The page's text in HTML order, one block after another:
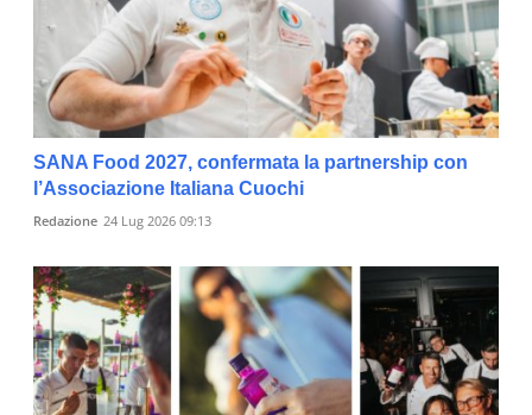
SANA Food 2027, confermata la partnership con
l’Associazione Italiana Cuochi
Redazione 24 Lug 2026 09:13